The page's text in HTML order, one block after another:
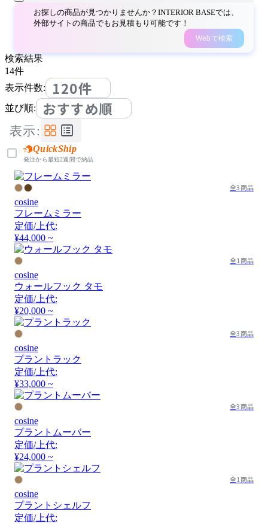
お探しの商品が見つかりませんか？INTERIOR BASEでは、
外部サイトの商品でもお見積もり可能です！
Webで検索
検索結果
14件
表示件数:
120件
並び順: おすすめ順
表示:
QuickShip
発注から最短2週間で納品
全3商品
cosine
フレームミラー
定価/上代:
¥44,000 ~
全1商品
cosine
ウォールフック タモ
定価/上代:
¥20,000 ~
全3商品
cosine
プラントラック
定価/上代:
¥33,000 ~
全3商品
cosine
プラントムーバー
定価/上代:
¥24,000 ~
全1商品
cosine
プラントシェルフ
定価/上代: